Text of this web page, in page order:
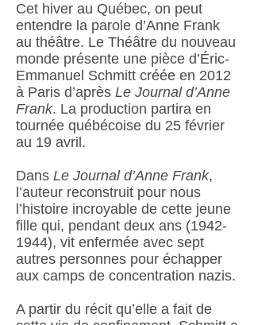
Cet hiver au Québec, on peut
entendre la parole d’Anne Frank
au théâtre. Le Théâtre du nouveau
monde présente une pièce d’Éric-
Emmanuel Schmitt créée en 2012
à Paris d’après Le Journal d’Anne
Frank. La production partira en
tournée québécoise du 25 février
au 19 avril.
Dans Le Journal d’Anne Frank,
l’auteur reconstruit pour nous
l’histoire incroyable de cette jeune
fille qui, pendant deux ans (1942-
1944), vit enfermée avec sept
autres personnes pour échapper
aux camps de concentration nazis.
A partir du récit qu’elle a fait de